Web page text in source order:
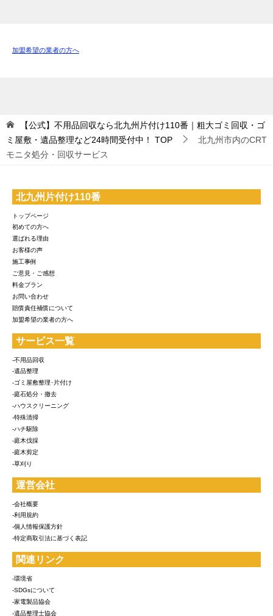
加盟希望の業者の方へ
【公式】不用品回収なら北九州片付け110番｜粗大ゴミ回収・ゴ
ミ屋敷・遺品整理など24時間受付中！
TOP
北九州市内のCRT
モニタ処分・回収サービス
北九州片付け110番
トップページ
初めての方へ
選ばれる理由
お客様の声
施工事例
ご意見・ご感想
料金プラン
お問い合わせ
賠償責任補償について
加盟希望の業者の方へ
サービス一覧
-不用品回収
-遺品整理
-ゴミ屋敷整理･片付け
-庭石処分・撤去
-ハウスクリーニング
-特殊清掃
-ハチ駆除
-庭木伐採
-庭木剪定
-草刈り
運営会社
-会社概要
-利用規約
-個人情報保護方針
-特定商取引法に基づく表記
関連リンク
-環境省
-SDGsについて
-家電製品協会
-遺品整理士協会